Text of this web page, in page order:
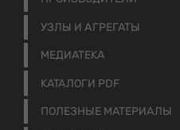
УЗЛЫ И АГРЕГАТЫ
МЕДИАТЕКА
КАТАЛОГИ PDF
ПОЛЕЗНЫЕ МАТЕРИАЛЫ